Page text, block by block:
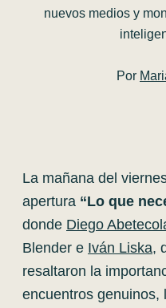
nuevos medios y
Por
La mañana del
apertura “Lo que
donde Diego
Blender e Iván Liska,
resaltaron la
encuentros genuinos,